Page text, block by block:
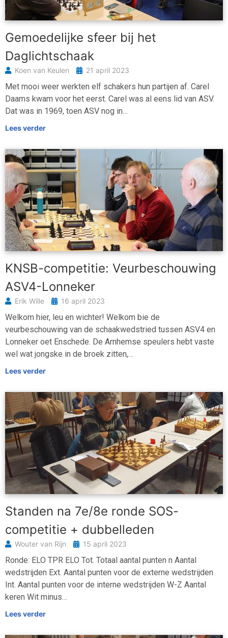
Gemoedelijke sfeer bij het
Daglichtschaak
Koen van Keulen 21 april 2023
Met mooi weer werkten elf schakers hun partijen af. Carel
Daams kwam voor het eerst. Carel was al eens lid van ASV.
Dat was in 1969, toen ASV nog in…
Lees verder
KNSB-competitie: Veurbeschouwing
ASV4-Lonneker
Erik Wille 16 april 2023
Welkom hier, leu en wichter! Welkom bie de
veurbeschouwing van de schaakwedstried tussen ASV4 en
Lonneker oet Enschede. De Arnhemse speulers hebt vaste
wel wat jongske in de broek zitten,…
Lees verder
Standen na 7e/8e ronde SOS-
competitie + dubbelleden
Wouter van Rijn 15 april 2023
Ronde: ELO TPR ELO Tot. Totaal aantal punten n Aantal
wedstrijden Ext. Aantal punten voor de externe wedstrijden
Int. Aantal punten voor de interne wedstrijden W-Z Aantal
keren Wit minus…
Lees verder